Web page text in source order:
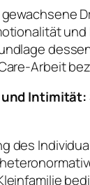
Arbeit
Intimität:
des